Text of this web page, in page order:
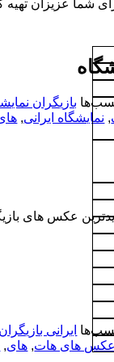
شما عزیزان تهیه
بازیگران
, نمایشگاه ایرانی,
عکس های
ایرانی بازیگران
عکس های هات, های,